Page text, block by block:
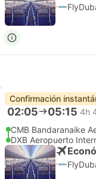
Confirmación
02:05 05:15 4h
CMB Bandaranaike
DXB Aeropuerto